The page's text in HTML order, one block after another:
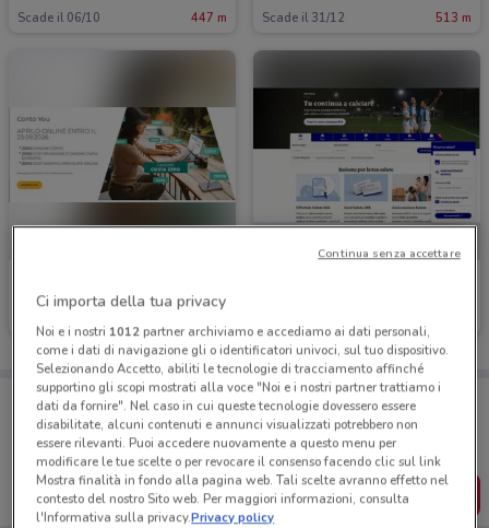
Scade il 06/10 447 m Scade il 31/12 513 m
Porta DoveConviene sempre con te!
Puoi trovare le migliori offerte dei negozi vicino a te,
salvarle e creare la tua lista del risparmio, comodamente
dal tuo cellulare.
SCARICA L’APP
Ci importa della tua privacy
Noi e i nostri 1012partner archiviamo e accediamo ai dati personali,
come i dati di navigazione gli o identificatori univoci, sul tuo dispositivo.
Selezionando Accetto, abiliti le tecnologie di tracciamento affinché
supportino gli scopi mostrati alla voce "Noi e i nostri partner trattiamo i
dati da fornire". Nel caso in cui queste tecnologie dovessero essere
disabilitate, alcuni contenuti e annunci visualizzati potrebbero non
essere rilevanti. Puoi accedere nuovamente a questo menu per
modificare le tue scelte o per revocare il consenso facendo clic sul link
Mostra finalità in fondo alla pagina web. Tali scelte avranno effetto nel
contesto del nostro Sito web. Per maggiori informazioni, consulta
l'Informativa sulla privacy.Privacy policy
Continua senza accettare